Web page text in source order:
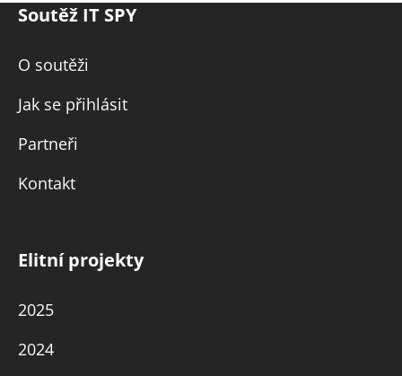
Soutěž IT SPY
O soutěži
Jak se přihlásit
Partneři
Kontakt
Elitní projekty
2025
2024